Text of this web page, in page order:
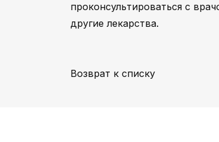
проконсультироваться с
другие лекарства.
Возврат к списку